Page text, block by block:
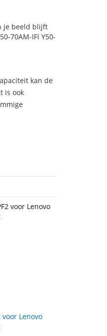
je beeld blijft
70AM-IFI Y50-
kan de
is ook
voor Lenovo